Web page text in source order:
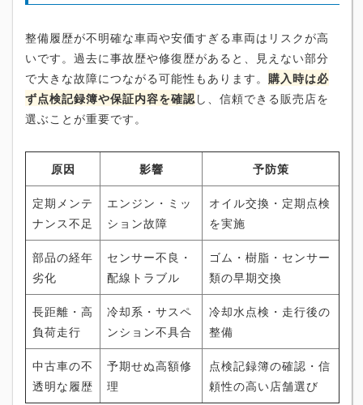
整備履歴が不明確な車両や安価すぎる車両はリスクが高
いです。過去に事故歴や修復歴があると、見えない部分
で大きな故障につながる可能性もあります。 購入時は必
ず点検記録簿や保証内容を確認 し、信頼できる販売店を
選ぶことが重要です。
原因 影響 予防策
定期メンテ
ナンス不足
エンジン・ミッ
ション故障
オイル交換・定期点検
を実施
部品の経年
劣化
センサー不良・
配線トラブル
ゴム・樹脂・センサー
類の早期交換
長距離・高
負荷走行
冷却系・サスペ
ンション不具合
冷却水点検・走行後の
整備
中古車の不
透明な履歴
予期せぬ高額修
理
点検記録簿の確認・信
頼性の高い店舗選び